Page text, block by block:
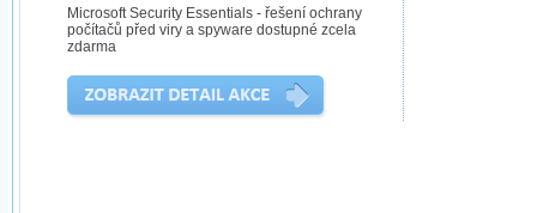
Microsoft Security Essentials - řešení ochrany
počítačů před viry a spyware dostupné zcela
zdarma